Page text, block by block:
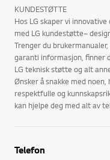
KUNDESTØTTE
Hos LG skaper vi
med LG kundestøtte–
Trenger du
garanti informasjon, finner
LG teknisk støtte og alt
Ønsker å snakke med
respektfulle og
kan hjelpe deg med alt av
Telefon